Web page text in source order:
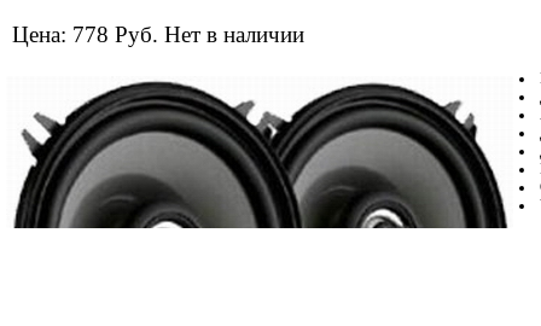
Цена: 778 Руб. Нет в наличии